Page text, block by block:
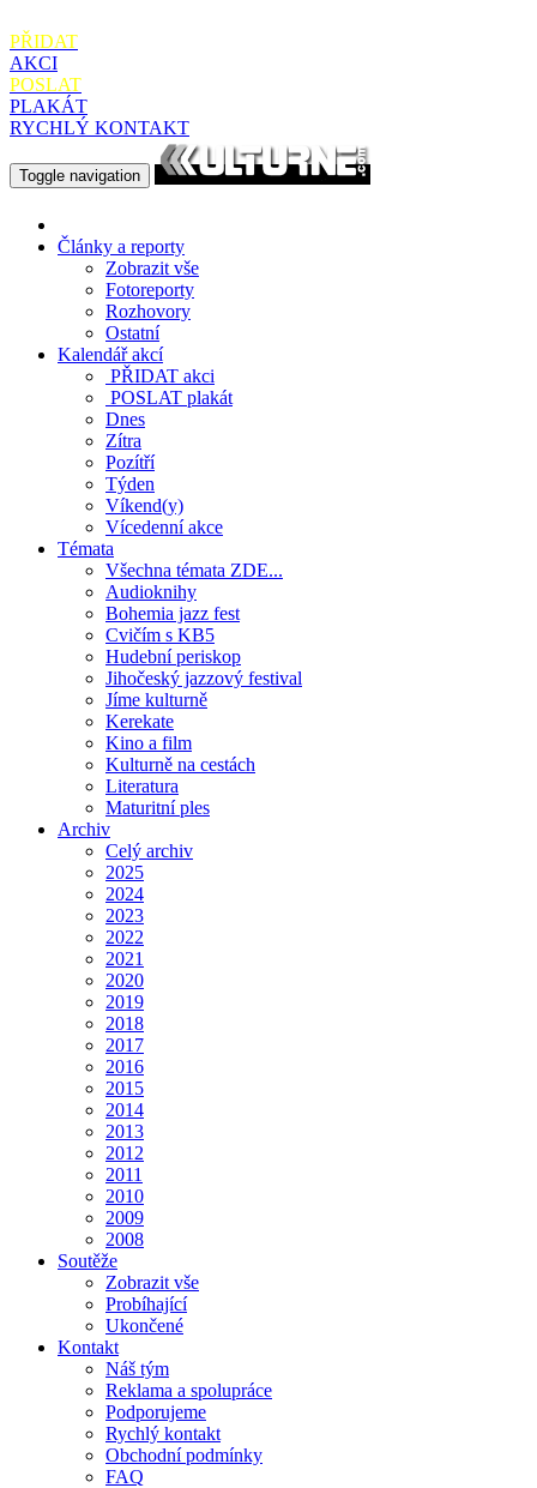
PŘIDAT
AKCI
POSLAT
PLAKÁT
RYCHLÝ KONTAKT
Toggle navigation
Články a reporty
Zobrazit vše
Fotoreporty
Rozhovory
Ostatní
Kalendář akcí
PŘIDAT akci
POSLAT plakát
Dnes
Zítra
Pozítří
Týden
Víkend(y)
Vícedenní akce
Témata
Všechna témata ZDE...
Audioknihy
Bohemia jazz fest
Cvičím s KB5
Hudební periskop
Jihočeský jazzový festival
Jíme kulturně
Kerekate
Kino a film
Kulturně na cestách
Literatura
Maturitní ples
Archiv
Celý archiv
2025
2024
2023
2022
2021
2020
2019
2018
2017
2016
2015
2014
2013
2012
2011
2010
2009
2008
Soutěže
Zobrazit vše
Probíhající
Ukončené
Kontakt
Náš tým
Reklama a spolupráce
Podporujeme
Rychlý kontakt
Obchodní podmínky
FAQ